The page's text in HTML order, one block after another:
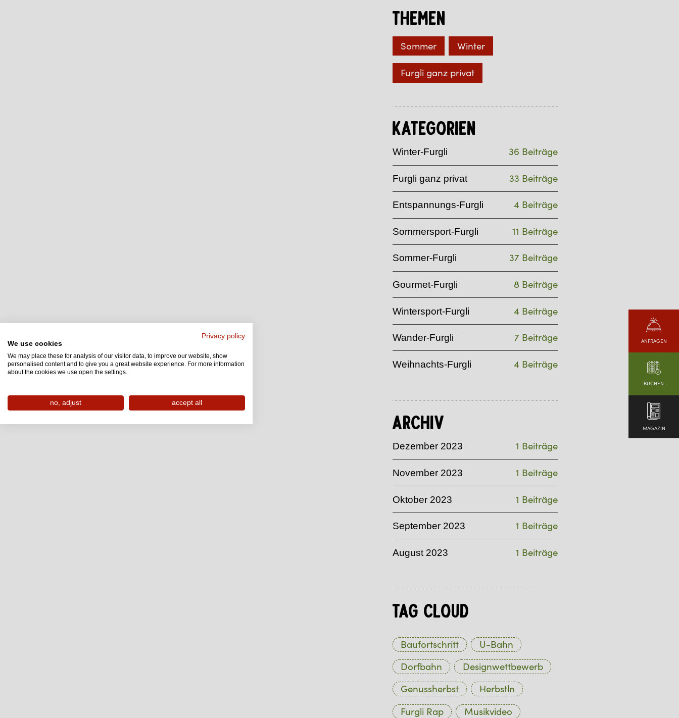
ANFRAGEN
BUCHEN
MAGAZIN
Themen
Sommer Winter
Furgli ganz privat
Kategorien
Winter-Furgli 36 Beiträge
Furgli ganz privat 33 Beiträge
Entspannungs-Furgli 4 Beiträge
Sommersport-Furgli 11 Beiträge
Sommer-Furgli 37 Beiträge
Gourmet-Furgli 8 Beiträge
Wintersport-Furgli 4 Beiträge
Wander-Furgli 7 Beiträge
Weihnachts-Furgli 4 Beiträge
Archiv
Dezember 2023 1 Beiträge
November 2023 1 Beiträge
Oktober 2023 1 Beiträge
September 2023 1 Beiträge
August 2023 1 Beiträge
Tag Cloud
Baufortschritt
U-Bahn
Dorfbahn
Designwettbewerb
Genussherbst
Herbstln
Furgli Rap
Musikvideo
Privacy policy
We use cookies
We may place these for analysis of our visitor data, to improve our website, show
personalised content and to give you a great website experience. For more information
about the cookies we use open the settings.
no, adjust accept all